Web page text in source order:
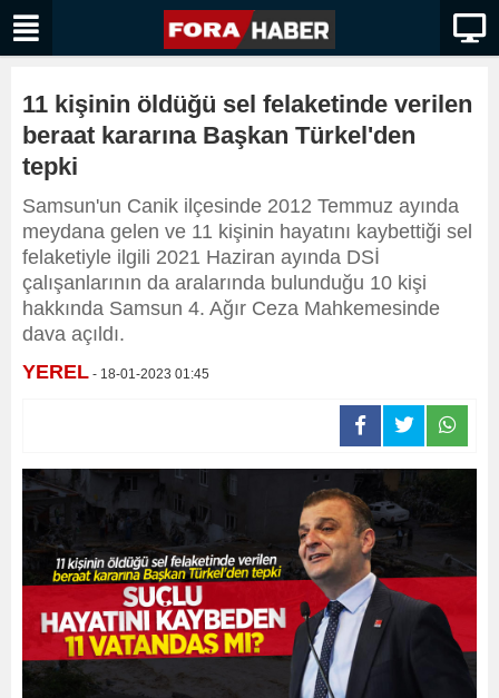
11 kişinin öldüğü sel felaketinde verilen
beraat kararına Başkan Türkel'den
tepki
Samsun'un Canik ilçesinde 2012 Temmuz ayında
meydana gelen ve 11 kişinin hayatını kaybettiği sel
felaketiyle ilgili 2021 Haziran ayında DSİ
çalışanlarının da aralarında bulunduğu 10 kişi
hakkında Samsun 4. Ağır Ceza Mahkemesinde
dava açıldı.
YEREL - 18-01-2023 01:45